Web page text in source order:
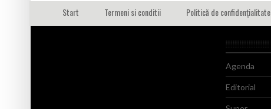
Start Termeni si conditii Politică de confidențialitate
Agenda
Editorial